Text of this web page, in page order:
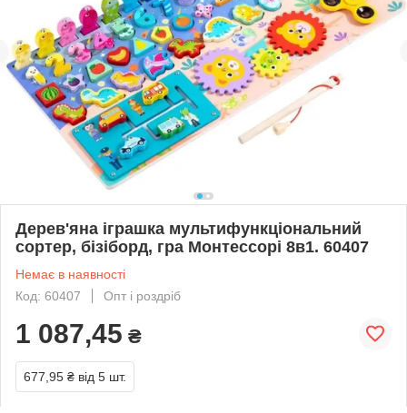
Дерев'яна іграшка мультифункціональний
сортер, бізіборд, гра Монтессорі 8в1. 60407
Немає в наявності
Код: 60407
Опт і роздріб
1 087,45 ₴
677,95 ₴ від 5 шт.